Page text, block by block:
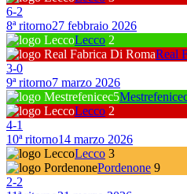
6-2
8ª ritorno27 febbraio 2026
Lecco 2
Real
3-0
9ª ritorno7 marzo 2026
Lecco 2
4-1
10ª ritorno14 marzo 2026
Lecco 3
Pordenone 9
2-2